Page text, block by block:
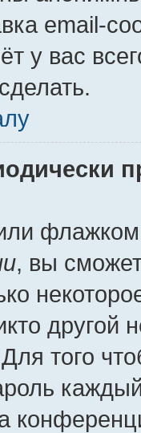
email-
у вас
, вы
другой
того